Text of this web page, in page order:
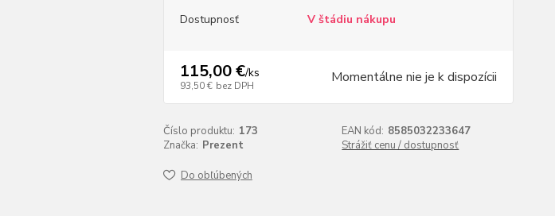
Dostupnosť V štádiu nákupu
115,00 €/ks
93,50 € bez DPH Momentálne nie je k dispozícii
Číslo produktu: 173 EAN kód: 8585032233647
Značka: Prezent Strážiť cenu / dostupnosť
Do obľúbených